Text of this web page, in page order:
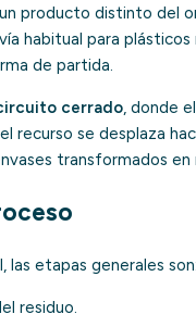
producto distinto del
habitual para
de partida.
cerrado, donde
recurso se desplaza
transformados en
las etapas generales son:
residuo.